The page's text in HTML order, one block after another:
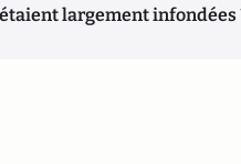
largement infondées